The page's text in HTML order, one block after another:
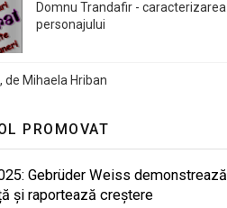
Domnu Trandafir - caracterizarea
personajului
de Mihaela Hriban
PROMOVAT
Gebrüder Weiss demonstrează
și raportează creștere